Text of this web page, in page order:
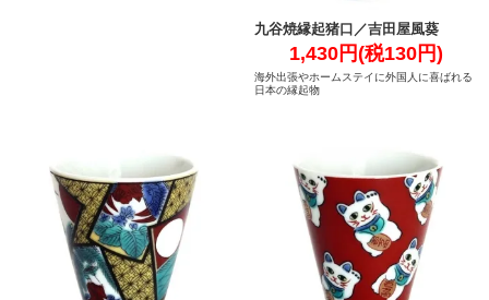
九谷焼縁起猪口／吉田屋風葵
1,430円(税130円)
海外出張やホームステイに外国人に喜ばれる
日本の縁起物